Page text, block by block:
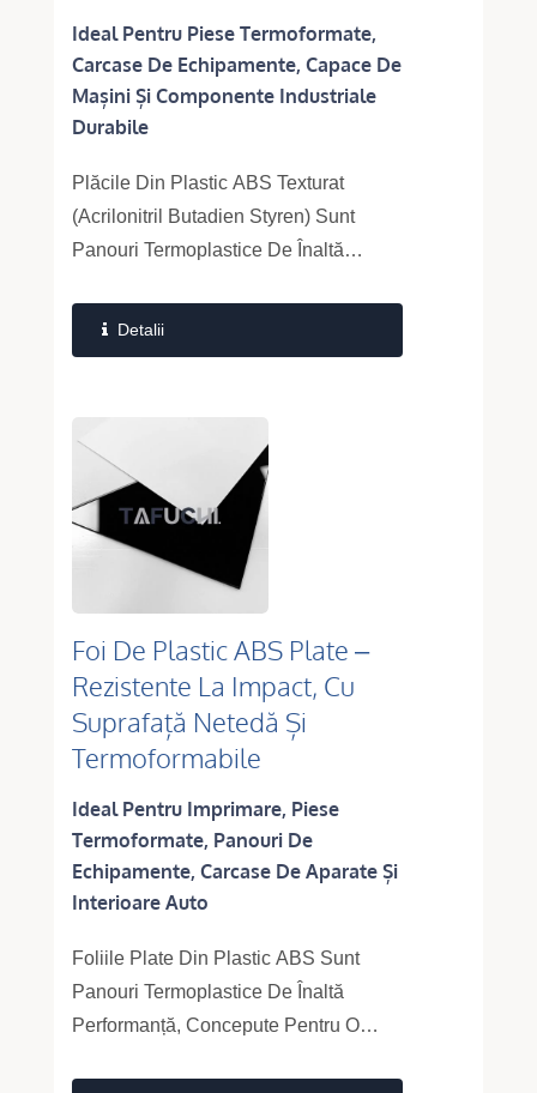
Ideal Pentru Piese Termoformate,
Carcase De Echipamente, Capace De
Mașini Și Componente Industriale
Durabile
Plăcile Din Plastic ABS Texturat
(Acrilonitril Butadien Styren) Sunt
Panouri Termoplastice De Înaltă
Detalii
Foi De Plastic ABS Plate –
Rezistente La Impact, Cu
Suprafață Netedă Și
Termoformabile
Ideal Pentru Imprimare, Piese
Termoformate, Panouri De
Echipamente, Carcase De Aparate Și
Interioare Auto
Foliile Plate Din Plastic ABS Sunt
Panouri Termoplastice De Înaltă
Performanță, Concepute Pentru O